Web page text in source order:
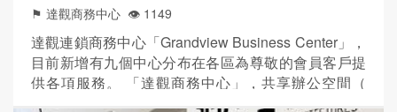
⚑ 達觀商務中心 👁️‍ 1149
達觀連鎖商務中心「Grandview Business Center」，
目前新增有九個中心分布在各區為尊敬的會員客戶提
供各項服務。 「達觀商務中心」，共享辦公空間（